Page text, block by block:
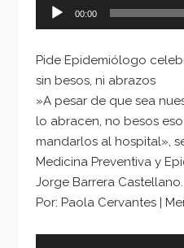
00:00
Pide Epidemiólogo
sin besos, ni abrazos
»A pesar de que sea
lo abracen, no besos
mandarlos al hospital»,
Medicina Preventiva y
Jorge Barrera Castellano.
Por: Paola Cervantes |